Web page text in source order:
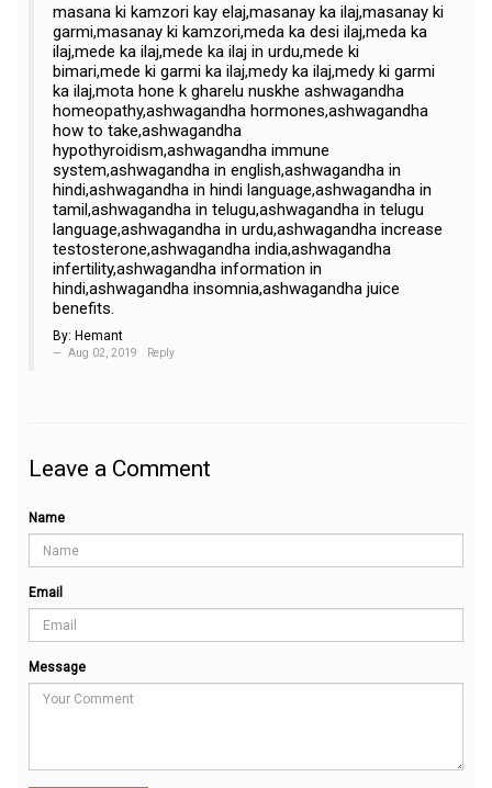
masana ki kamzori kay elaj,masanay ka ilaj,masanay ki
garmi,masanay ki kamzori,meda ka desi ilaj,meda ka
ilaj,mede ka ilaj,mede ka ilaj in urdu,mede ki
bimari,mede ki garmi ka ilaj,medy ka ilaj,medy ki garmi
ka ilaj,mota hone k gharelu nuskhe ashwagandha
homeopathy,ashwagandha hormones,ashwagandha
how to take,ashwagandha
hypothyroidism,ashwagandha immune
system,ashwagandha in english,ashwagandha in
hindi,ashwagandha in hindi language,ashwagandha in
tamil,ashwagandha in telugu,ashwagandha in telugu
language,ashwagandha in urdu,ashwagandha increase
testosterone,ashwagandha india,ashwagandha
infertility,ashwagandha information in
hindi,ashwagandha insomnia,ashwagandha juice
benefits.
By: Hemant
Aug 02, 2019 Reply
Leave a Comment
Name
Email
Message